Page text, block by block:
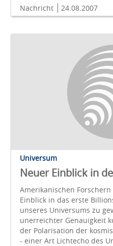
Nachricht 24.08.2007
Universum
Neuer Einblick in
Amerikanischen
Einblick in das erste
unseres Universums zu
unerreichter Genauigkeit
der Polarisation der
- einer Art Lichtecho des